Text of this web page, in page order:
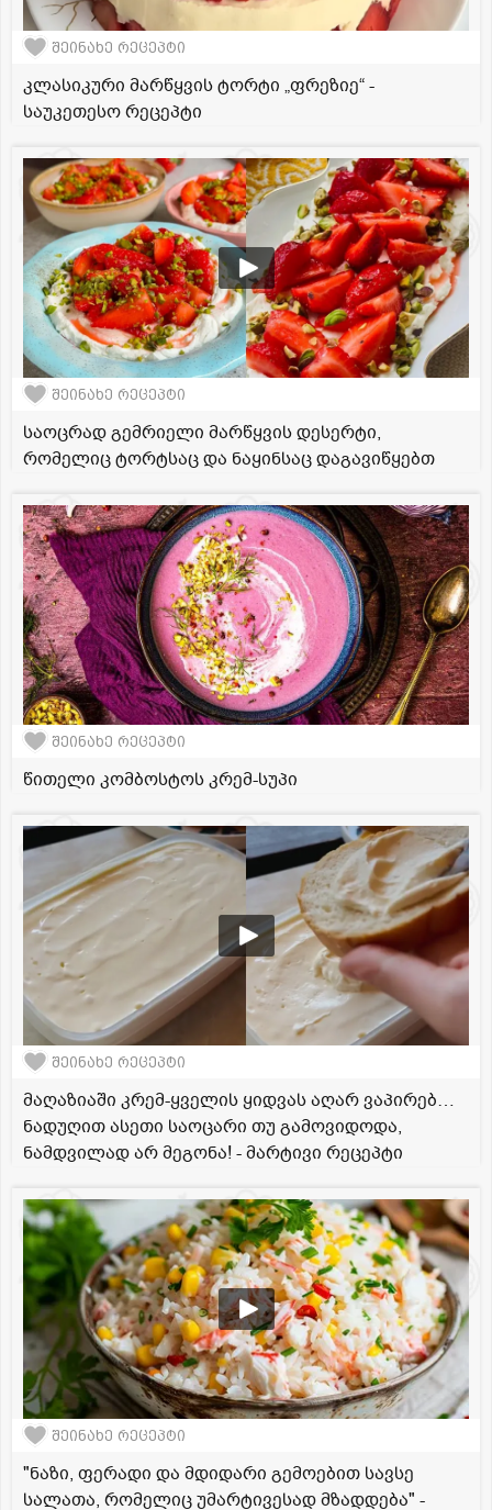
შეინახე რეცეპტი
კლასიკური მარწყვის ტორტი „ფრეზიე“ -
საუკეთესო რეცეპტი
შეინახე რეცეპტი
საოცრად გემრიელი მარწყვის დესერტი,
რომელიც ტორტსაც და ნაყინსაც დაგავიწყებთ
შეინახე რეცეპტი
წითელი კომბოსტოს კრემ-სუპი
შეინახე რეცეპტი
მაღაზიაში კრემ-ყველის ყიდვას აღარ ვაპირებ…
ნადუღით ასეთი საოცარი თუ გამოვიდოდა,
ნამდვილად არ მეგონა! - მარტივი რეცეპტი
შეინახე რეცეპტი
"ნაზი, ფერადი და მდიდარი გემოებით სავსე
სალათა, რომელიც უმარტივესად მზადდება" -